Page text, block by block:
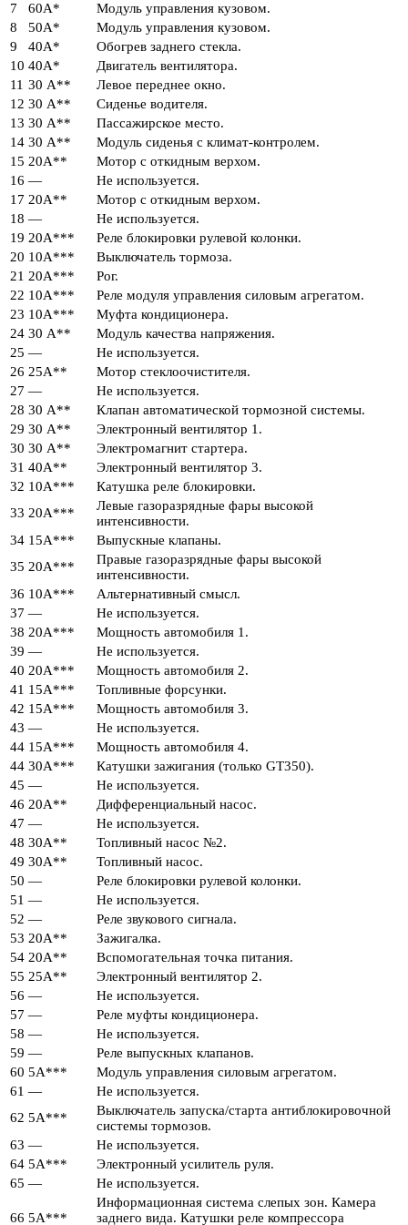
7
60А*
Модуль управления кузовом.
8
50А*
Модуль управления кузовом.
9
40А*
Обогрев заднего стекла.
10 40А*
Двигатель вентилятора.
11 30 А**
Левое переднее окно.
12 30 А**
Сиденье водителя.
13 30 А**
Пассажирское место.
14 30 А**
Модуль сиденья с климат-контролем.
15 20А**
Мотор с откидным верхом.
16 —
Не используется.
17 20А**
Мотор с откидным верхом.
18 —
Не используется.
19 20А***
Реле блокировки рулевой колонки.
20 10А***
Выключатель тормоза.
21 20А***
Рог.
22 10А***
Реле модуля управления силовым агрегатом.
23 10А***
Муфта кондиционера.
24 30 А**
Модуль качества напряжения.
25 —
Не используется.
26 25А**
Мотор стеклоочистителя.
27 —
Не используется.
28 30 А**
Клапан автоматической тормозной системы.
29 30 А**
Электронный вентилятор 1.
30 30 А**
Электромагнит стартера.
31 40А**
Электронный вентилятор 3.
32 10А***
Катушка реле блокировки.
33 20А***
Левые газоразрядные фары высокой
интенсивности.
34 15А***
Выпускные клапаны.
35 20А***
Правые газоразрядные фары высокой
интенсивности.
36 10А***
Альтернативный смысл.
37 —
Не используется.
38 20А***
Мощность автомобиля 1.
39 —
Не используется.
40 20А***
Мощность автомобиля 2.
41 15А***
Топливные форсунки.
42 15А***
Мощность автомобиля 3.
43 —
Не используется.
44 15А***
Мощность автомобиля 4.
44 30А***
Катушки зажигания (только GT350).
45 —
Не используется.
46 20А**
Дифференциальный насос.
47 —
Не используется.
48 30А**
Топливный насос №2.
49 30А**
Топливный насос.
50 —
Реле блокировки рулевой колонки.
51 —
Не используется.
52 —
Реле звукового сигнала.
53 20А**
Зажигалка.
54 20А**
Вспомогательная точка питания.
55 25А**
Электронный вентилятор 2.
56 —
Не используется.
57 —
Реле муфты кондиционера.
58 —
Не используется.
59 —
Реле выпускных клапанов.
60 5А***
Модуль управления силовым агрегатом.
61 —
Не используется.
62 5А***
Выключатель запуска/старта антиблокировочной
системы тормозов.
63 —
Не используется.
64 5А***
Электронный усилитель руля.
65 — Не используется.
66 5А***
Информационная система слепых зон. Камера
заднего вида. Катушки реле компрессора